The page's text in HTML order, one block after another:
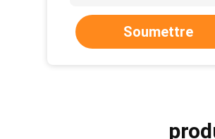
Soumettre